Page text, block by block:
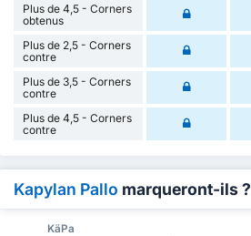
Plus de 4,5 - Corners
obtenus
Plus de 2,5 - Corners
contre
Plus de 3,5 - Corners
contre
Plus de 4,5 - Corners
contre
Kapylan Pallo marqueront-ils ?
KäPa